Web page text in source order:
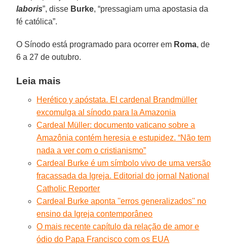
laboris”, disse Burke, “pressagiam uma apostasia da
fé católica”.
O Sínodo está programado para ocorrer em Roma, de
6 a 27 de outubro.
Leia mais
Herético y apóstata. El cardenal Brandmüller
excomulga al sínodo para la Amazonia
Cardeal Müller: documento vaticano sobre a
Amazônia contém heresia e estupidez. “Não tem
nada a ver com o cristianismo”
Cardeal Burke é um símbolo vivo de uma versão
fracassada da Igreja. Editorial do jornal National
Catholic Reporter
Cardeal Burke aponta ''erros generalizados'' no
ensino da Igreja contemporâneo
O mais recente capítulo da relação de amor e
ódio do Papa Francisco com os EUA